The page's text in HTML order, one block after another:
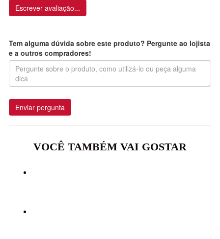
Escrever avaliação...
Tem alguma dúvida sobre este produto? Pergunte ao lojista
e a outros compradores!
Enviar pergunta
VOCÊ TAMBÉM VAI GOSTAR